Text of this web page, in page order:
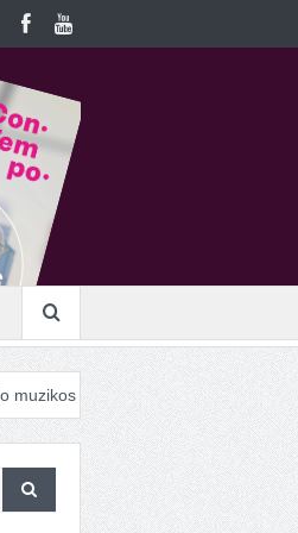
Į „ConTempo“ atvykstanti cirko